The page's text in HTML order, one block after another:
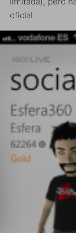
oficial.